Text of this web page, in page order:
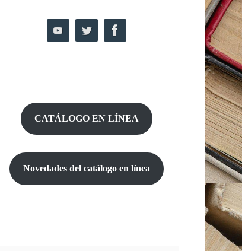
CATÁLOGO EN LÍNEA
Novedades del catálogo en línea